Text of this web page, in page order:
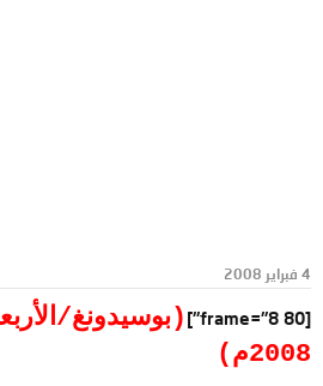
4 فبراير 2008
[frame="8 80"]
2008م)